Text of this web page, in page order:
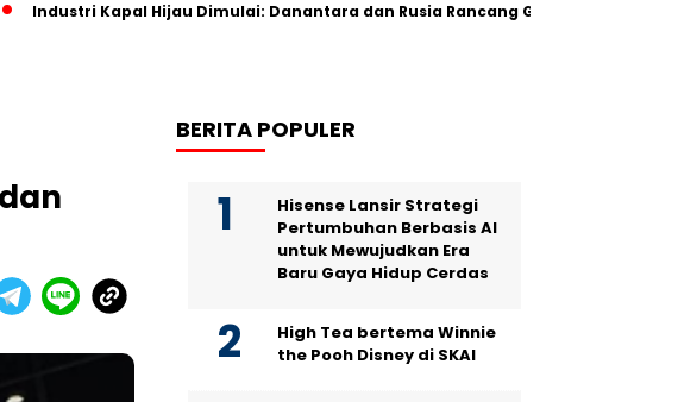
Kapal Hijau Dimulai: Danantara dan Rusia Rancang Galangan Bersih
BERITA POPULER
Hisense Lansir Strategi
Pertumbuhan Berbasis AI
untuk Mewujudkan Era
Baru Gaya Hidup Cerdas
High Tea bertema Winnie
the Pooh Disney di SKAI